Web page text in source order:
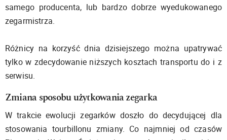
samego producenta, lub bardzo dobrze wyedukowanego
zegarmistrza.
Różnicy na korzyść dnia dzisiejszego można upatrywać
tylko w zdecydowanie niższych kosztach transportu do i z
serwisu.
Zmiana sposobu użytkowania zegarka
W trakcie ewolucji zegarków doszło do decydującej dla
stosowania tourbillonu zmiany. Co najmniej od czasów